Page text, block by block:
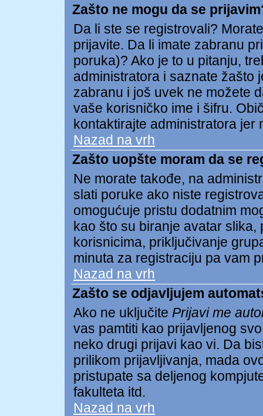
Zašto ne mogu da se
Da li ste se registrovali?
prijavite. Da li imate zabranu
poruka)? Ako je to u pitanju,
administratora i saznate žašto
zabranu i još uvek ne možete
vaše korisničko ime i šifru.
kontaktirajte administratora jer
Nazad na vrh
Zašto uopšte moram da se
Ne morate takođe, na
slati poruke ako niste
omogućuje pristu dodatnim
kao što su biranje avatar
korisnicima, priključivanje
minuta za registraciju pa vam
Nazad na vrh
Zašto se odjavljujem
Ako ne uključite Prijavi me
vas pamtiti kao prijavljenog
neko drugi prijavi kao vi. Da
prilikom prijavljivanja, mada
pristupate sa deljenog
fakulteta itd.
Nazad na vrh